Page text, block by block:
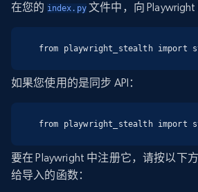
在您的 index.py文件中，向 Playwright
from playwright_stealth import
如果您使用的是同步 API：
from playwright_stealth import
要在 Playwright 中注册它，请按以下
给导入的函数：